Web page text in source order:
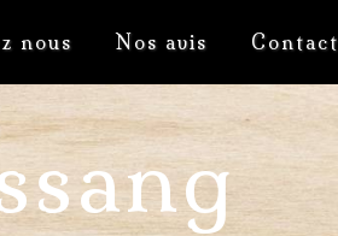
nous Nos avis Contact